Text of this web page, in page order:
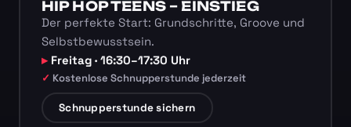
HIP HOP TEENS – EINSTIEG
Der perfekte Start: Grundschritte, Groove und
Selbstbewusstsein.
Freitag · 16:30–17:30 Uhr
Kostenlose Schnupperstunde jederzeit
Schnupperstunde sichern